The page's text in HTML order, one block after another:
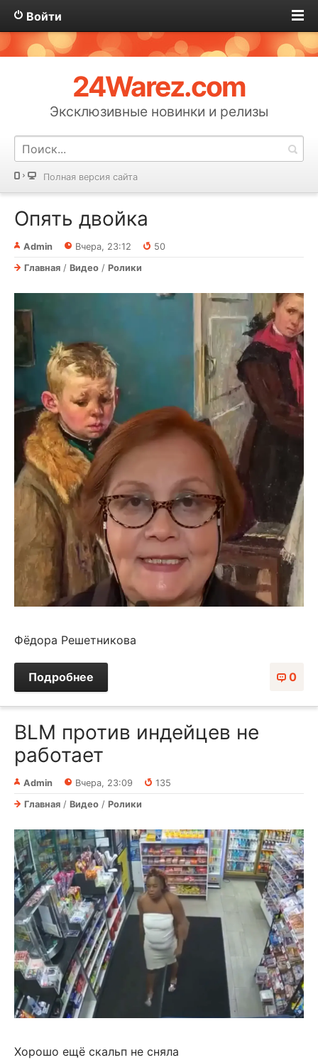
Войти
24Warez.com
Эксклюзивные новинки и релизы
Полная версия сайта
Опять двойка
Admin Вчера, 23:12
50
Главная / Видео / Ролики
Фёдора Решетникова
0
Подробнее
BLM против индейцев не
работает
Admin Вчера, 23:09
135
Главная / Видео / Ролики
Хорошо ещё скальп не сняла